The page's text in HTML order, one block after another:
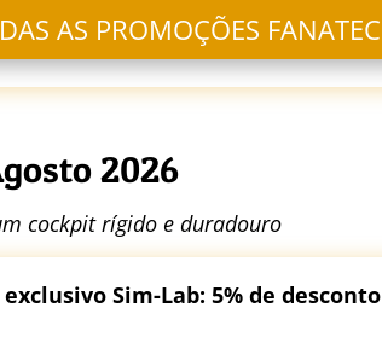
AS PROMOÇÕES FANATEC
2026
cockpit rígido e duradouro
exclusivo Sim-Lab: 5% de desconto